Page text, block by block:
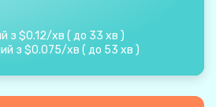
з $0.12/хв ( до 33 хв )
з $0.075/хв ( до 53 хв )